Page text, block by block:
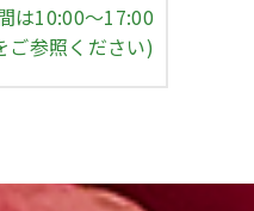
は10:00〜17:00
ご参照ください)